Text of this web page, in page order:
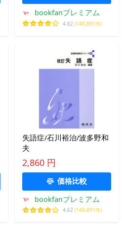
bookfanプレミアム
4.62 (140,891件)
失語症/石川裕治/波多野和
夫
2,860 円
価格比較
bookfanプレミアム
4.62 (140,891件)